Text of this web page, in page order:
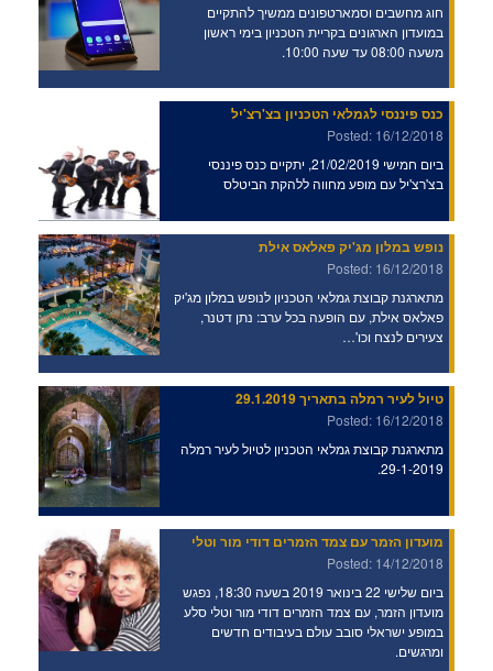
חוג מחשבים וסמארטפונים ממשיך להתקיים
במועדון הארגונים בקריית הטכניון בימי ראשון
כנס פיננסי לגמלאי הטכניון בצ'רצ'יל
Posted: 16/12/2018
ביום חמישי 21/02/2019, יתקיים כנס פיננסי
בצ'רצ'יל עם מופע מחווה ללהקת הביטלס
נופש במלון מג'יק פאלאס אילת
Posted: 16/12/2018
מתארגנת קבוצת גמלאי הטכניון לנופש במלון מג'יק
פאלאס אילת, עם הופעה בכל ערב: נתן דטנר,
צעירים לנצח וכו'…
טיול לעיר רמלה בתאריך 29.1.2019
Posted: 16/12/2018
מתארגנת קבוצת גמלאי הטכניון לטיול לעיר רמלה
29-1-2019.
מועדון הזמר עם צמד הזמרים דודי מור וטלי
Posted: 14/12/2018
ביום שלישי 22 בינואר 2019 בשעה 18:30, נפגש
מועדון הזמר, עם צמד הזמרים דודי מור וטלי סלע
במופע ישראלי סובב עולם בעיבודים חדשים
ומרגשים.